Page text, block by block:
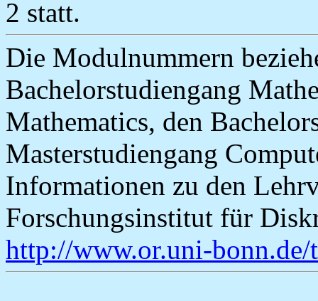
2 statt.
Die Modulnummern
Bachelorstudiengang
Mathematics, den
Masterstudiengang
Informationen zu den
Forschungsinstitut für
http://www.or.uni-bonn.de/